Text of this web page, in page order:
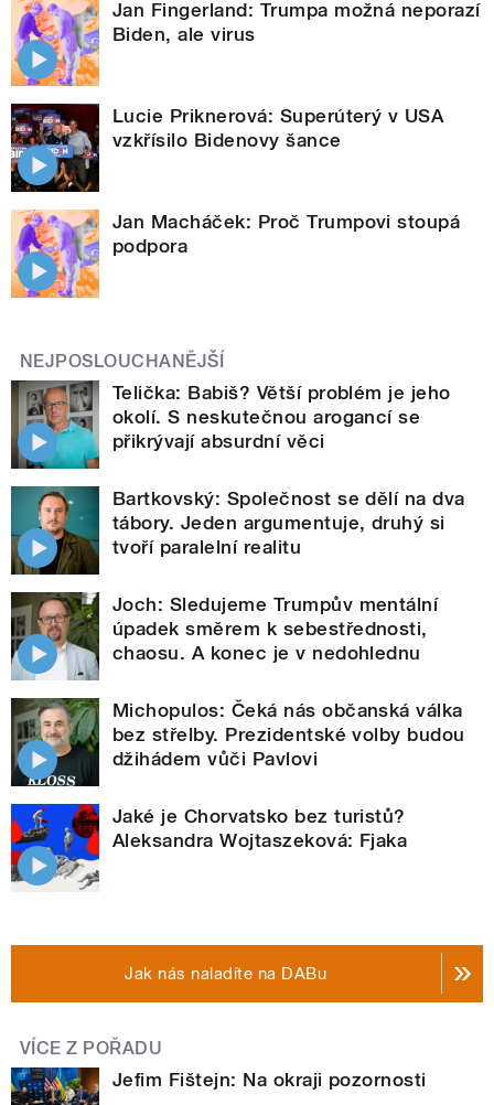
Jan Fingerland: Trumpa možná neporazí
Biden, ale virus
Lucie Priknerová: Superúterý v USA
vzkřísilo Bidenovy šance
Jan Macháček: Proč Trumpovi stoupá
podpora
NEJPOSLOUCHANĚJŠÍ
Telička: Babiš? Větší problém je jeho
okolí. S neskutečnou arogancí se
přikrývají absurdní věci
Bartkovský: Společnost se dělí na dva
tábory. Jeden argumentuje, druhý si
tvoří paralelní realitu
Joch: Sledujeme Trumpův mentální
úpadek směrem k sebestřednosti,
chaosu. A konec je v nedohlednu
Michopulos: Čeká nás občanská válka
bez střelby. Prezidentské volby budou
džihádem vůči Pavlovi
Jaké je Chorvatsko bez turistů?
Aleksandra Wojtaszeková: Fjaka
Jak nás naladíte na DABu
VÍCE Z POŘADU
Jefim Fištejn: Na okraji pozornosti